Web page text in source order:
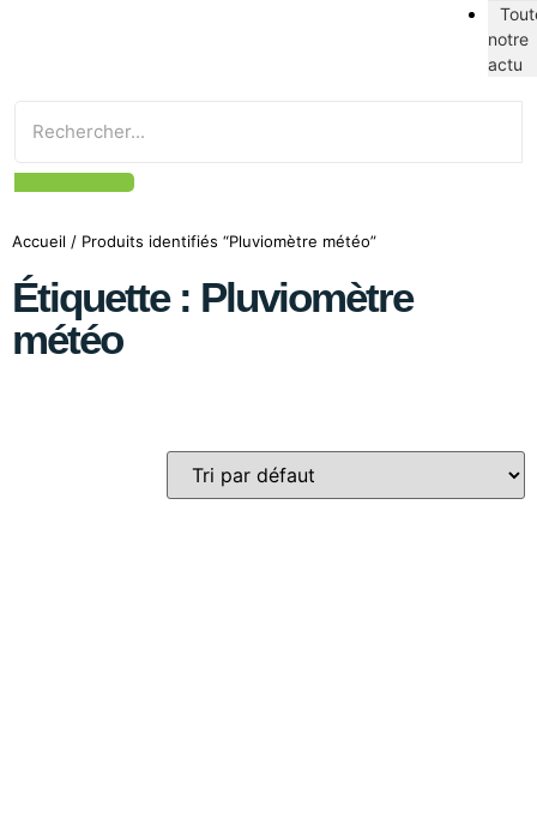
notre
actu
Accueil / Produits identifiés “Pluviomètre météo”
Étiquette : Pluviomètre
météo